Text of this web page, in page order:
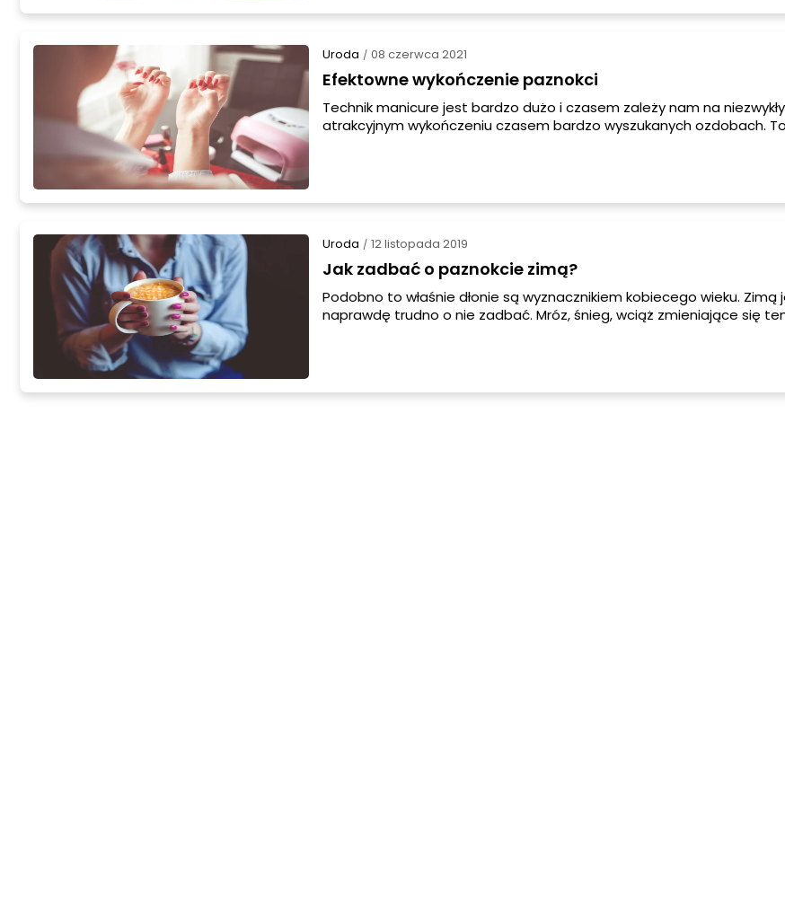
koniecznie musisz zwrócić uwagę!
Uroda / 08 czerwca 2021
Efektowne wykończenie paznokci
Technik manicure jest bardzo dużo i czasem zależy nam na
atrakcyjnym wykończeniu czasem bardzo wyszukanych ozdobach.
Uroda / 12 listopada 2019
Jak zadbać o paznokcie zimą?
Podobno to właśnie dłonie są wyznacznikiem kobiecego wieku. Zimą
naprawdę trudno o nie zadbać. Mróz, śnieg, wciąż zmieniające się